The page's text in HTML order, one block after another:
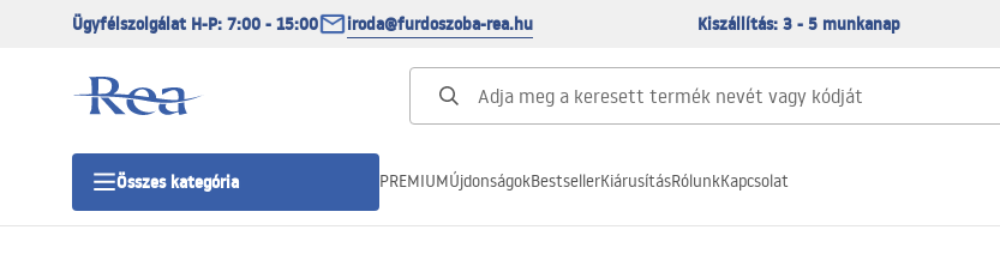
Ügyfélszolgálat H-P: 7:00 - 15:00 iroda@furdoszoba-rea.hu Kiszállítás: 3 - 5 munkanap
Összes kategória PREMIUMÚjdonságokBestsellerKiárusításRólunkKapcsolat